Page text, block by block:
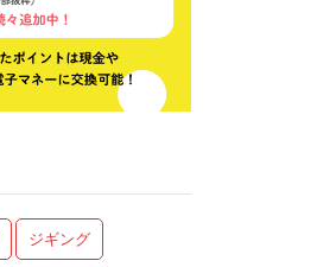
ジギング